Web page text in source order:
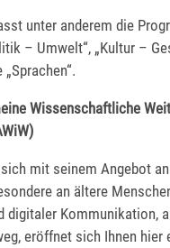
unter anderem die
– Umwelt“, „Kultur –
Wissenschaftliche
mit seinem Angebot
an ältere
digitaler Kommunikation,
eröffnet sich Ihnen hier